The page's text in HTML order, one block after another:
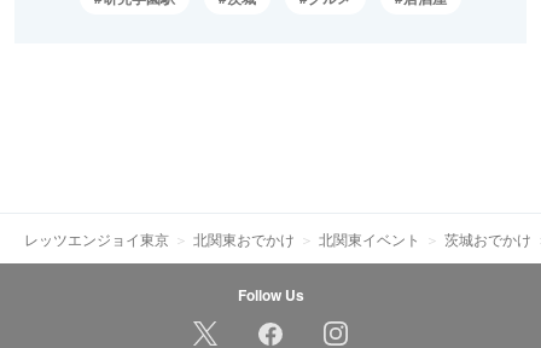
レッツエンジョイ東京 北関東おでかけ 北関東イベント 茨城おでかけ
Follow Us